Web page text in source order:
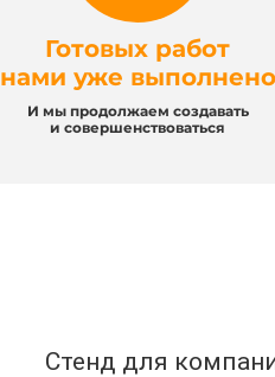
Готовых работ
нами уже выполнено
И мы продолжаем создавать
и совершенствоваться
Стенд для